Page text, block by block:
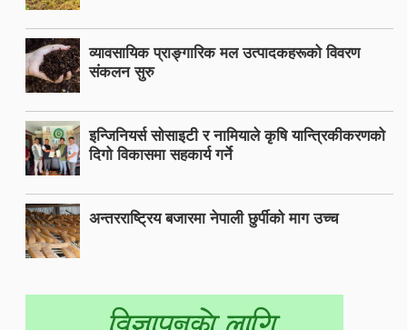
व्यावसायिक प्राङ्गारिक मल उत्पादकहरूको विवरण
संकलन सुरु
इन्जिनियर्स सोसाइटी र नामियाले कृषि यान्त्रिकीकरणको
दिगो विकासमा सहकार्य गर्ने
अन्तरराष्ट्रिय बजारमा नेपाली छुर्पीको माग उच्च